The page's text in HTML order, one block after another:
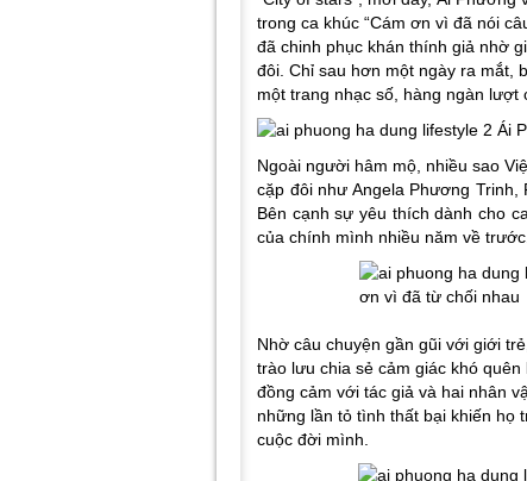
trong ca khúc “Cám ơn vì đã nói
đã chinh phục khán thính giả nhờ
đôi. Chỉ sau hơn một ngày ra mắt,
một trang nhạc số, hàng ngàn lượt
Ngoài người hâm mộ, nhiều sao
cặp đôi như Angela Phương Trinh,
Bên cạnh sự yêu thích dành cho
của chính mình nhiều năm về trước.
Nhờ câu chuyện gần gũi với giới
trào lưu chia sẻ cảm giác khó
đồng cảm với tác giả và hai nhân
những lần tỏ tình thất bại khiến họ
cuộc đời mình.